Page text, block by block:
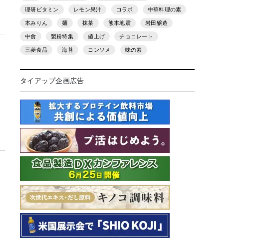
理研ビタミン レモン果汁 コラボ 中華料理の素
本みりん 麺 抹茶 熊本地震 岩田醸造
中食 製粉特集 値上げ チョコレート
三菱食品 海苔 コンソメ 味の素
タイアップ企画広告